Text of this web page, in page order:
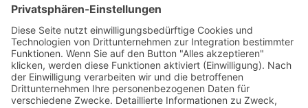
Kontakt
Social Media